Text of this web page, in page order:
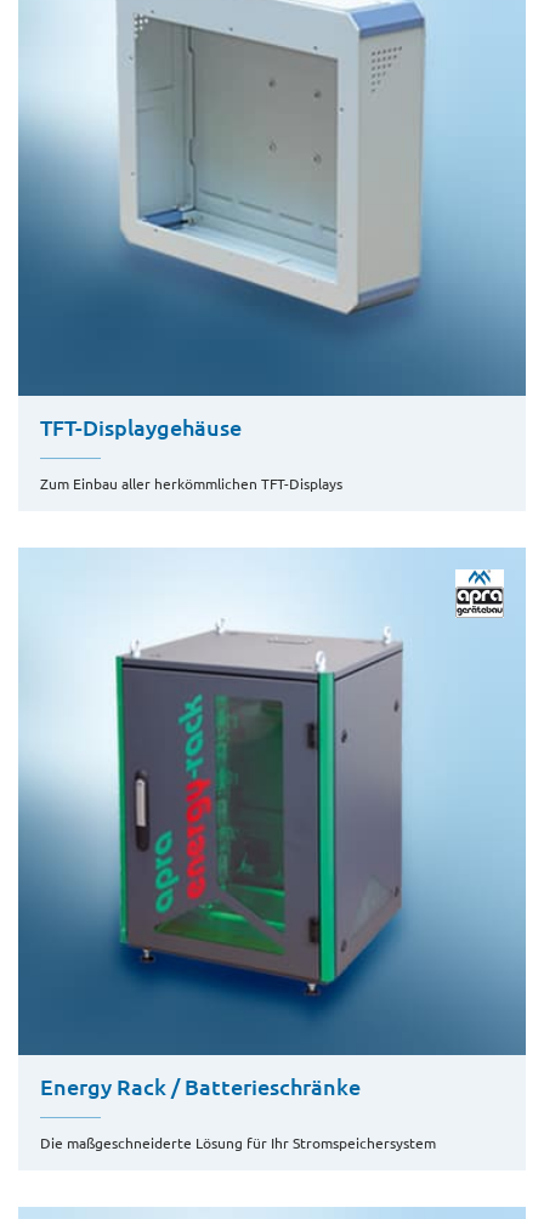
TFT-Displaygehäuse
Zum Einbau aller herkömmlichen TFT-Displays
Energy Rack / Batterieschränke
Die maßgeschneiderte Lösung für Ihr Stromspeichersystem